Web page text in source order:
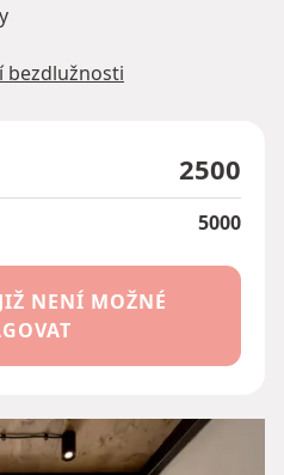
bezdlužnosti
2500
5000
NENÍ MOŽNÉ